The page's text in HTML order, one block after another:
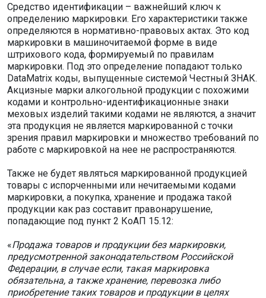
Средство идентификации – важнейший ключ к
определению маркировки. Его характеристики также
определяются в нормативно-правовых актах. Это код
маркировки в машиночитаемой форме в виде
штрихового кода, формируемый по правилам
маркировки. Под это определение попадают только
DataMatrix коды, выпущенные системой Честный ЗНАК.
Акцизные марки алкогольной продукции с похожими
кодами и контрольно-идентификационные знаки
меховых изделий такими кодами не являются, а значит
эта продукция не является маркированной с точки
зрения правил маркировки и множество требований по
работе с маркировкой на нее не распространяются.
Также не будет являться маркированной продукцией
товары с испорченными или нечитаемыми кодами
маркировки, а покупка, хранение и продажа такой
продукции как раз составит правонарушение,
попадающие под пункт 2 КоАП 15.12:
«Продажа товаров и продукции без маркировки,
предусмотренной законодательством Российской
Федерации, в случае если, такая маркировка
обязательна, а также хранение, перевозка либо
приобретение таких товаров и продукции в целях